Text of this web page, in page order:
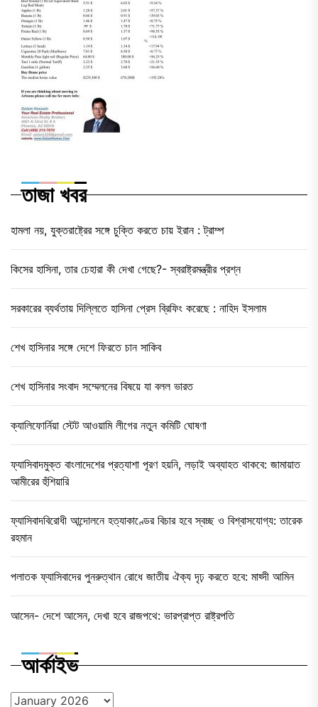
তাজা খবর
হামলা নয়, যুক্তরাষ্ট্রের সঙ্গে চুক্তি করতে চায় ইরান : ট্রাম্প
কিসের হাসিনা, তার চেহারা কী দেখা গেছে?- স্বরাষ্ট্রমন্ত্রীর প্রশ্ন
সরকারের ব্যর্থতায় দিল্লিতে হাসিনা প্রেস ব্রিফিং করেছে : নাহিদ ইসলাম
শেখ হাসিনার সঙ্গে দেশে ফিরতে চান সাকিব
শেখ হাসিনার সংবাদ সম্মেলনের বিষয়ে যা বলল ভারত
ক্যালিফোর্নিয়া স্টেট আওয়ামি লীগের নতুন কমিটি ঘোষণা
ফ্যাসিবাদমুক্ত বাংলাদেশের প্রত্যাশা পূরণ হয়নি, লড়াই অব্যাহত থাকবে: জামায়াত
আমীরের হুঁশিয়ারি
ফ্যাসিবাদবিরোধী আন্দোলনে হত্যাকাণ্ডের বিচার হবে স্বচ্ছ ও বিশ্বাসযোগ্য: তারেক
রহমান
পলাতক ফ্যাসিবাদের পুনরুত্থান রোধে জাতীয় ঐক্য দৃঢ় করতে হবে: মাহ্দী আমিন
আসেন- দেশে আসেন, দেখা হবে রাজপথে: ভারপ্রাপ্ত রাষ্ট্রপতি
আর্কাইভ
আর্কাইভ